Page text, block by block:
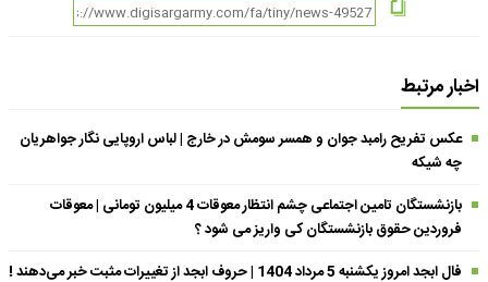
اخبار مرتبط
عکس تفریح رامبد جوان و همسر سومش در خارج | لباس اروپایی نگار جواهریان
چه شیکه
بازنشستگان تامین اجتماعی چشم انتظار معوقات 4 میلیون تومانی | معوقات
فروردین حقوق بازنشستگان کی واریز می شود ؟
فال ابجد امروز یکشنبه 5 مرداد 1404 | حروف ابجد از تغییرات مثبت خبر می‌دهند !